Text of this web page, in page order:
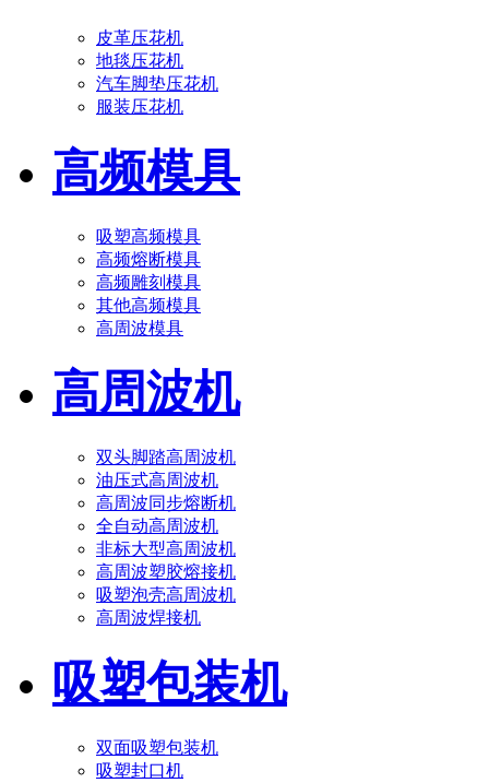
皮革压花机
地毯压花机
汽车脚垫压花机
服装压花机
高频模具
吸塑高频模具
高频熔断模具
高频雕刻模具
其他高频模具
高周波模具
高周波机
双头脚踏高周波机
油压式高周波机
高周波同步熔断机
全自动高周波机
非标大型高周波机
高周波塑胶熔接机
吸塑泡壳高周波机
高周波焊接机
吸塑包装机
双面吸塑包装机
吸塑封口机